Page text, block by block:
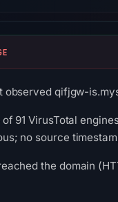
observed qifjgw-
91 VirusTotal
no source
the domain